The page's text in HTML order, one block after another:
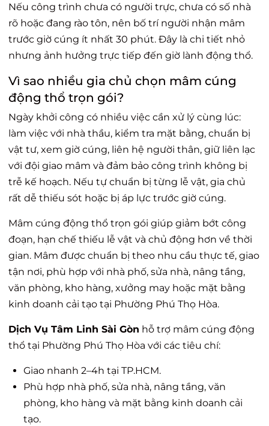
Nếu công trình chưa có người trực, chưa có số nhà
rõ hoặc đang rào tôn, nên bố trí người nhận mâm
trước giờ cúng ít nhất 30 phút. Đây là chi tiết nhỏ
nhưng ảnh hưởng trực tiếp đến giờ lành động thổ.
Vì sao nhiều gia chủ chọn mâm cúng
động thổ trọn gói?
Ngày khởi công có nhiều việc cần xử lý cùng lúc:
làm việc với nhà thầu, kiểm tra mặt bằng, chuẩn bị
vật tư, xem giờ cúng, liên hệ người thân, giữ liên lạc
với đội giao mâm và đảm bảo công trình không bị
trễ kế hoạch. Nếu tự chuẩn bị từng lễ vật, gia chủ
rất dễ thiếu sót hoặc bị áp lực trước giờ cúng.
Mâm cúng động thổ trọn gói giúp giảm bớt công
đoạn, hạn chế thiếu lễ vật và chủ động hơn về thời
gian. Mâm được chuẩn bị theo nhu cầu thực tế, giao
tận nơi, phù hợp với nhà phố, sửa nhà, nâng tầng,
văn phòng, kho hàng, xưởng may hoặc mặt bằng
kinh doanh cải tạo tại Phường Phú Thọ Hòa.
Dịch Vụ Tâm Linh Sài Gòn hỗ trợ mâm cúng động
thổ tại Phường Phú Thọ Hòa với các tiêu chí:
Giao nhanh 2–4h tại TP.HCM.
Phù hợp nhà phố, sửa nhà, nâng tầng, văn
phòng, kho hàng và mặt bằng kinh doanh cải
tạo.